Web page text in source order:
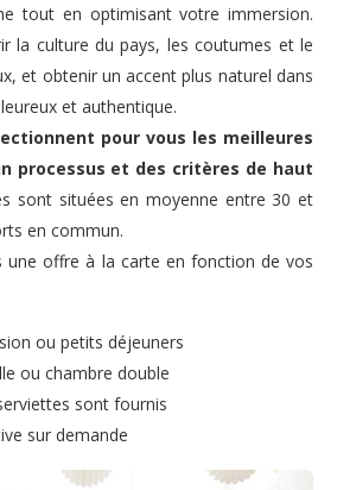
tout en optimisant votre immersion.
la culture du pays, les coutumes et le
et obtenir un accent plus naturel dans
et authentique.
pour vous les meilleures
processus et des critères de haut
sont situées en moyenne entre 30 et
en commun.
une offre à la carte en fonction de vos
ou petits déjeuners
ou chambre double
sont fournis
sur demande